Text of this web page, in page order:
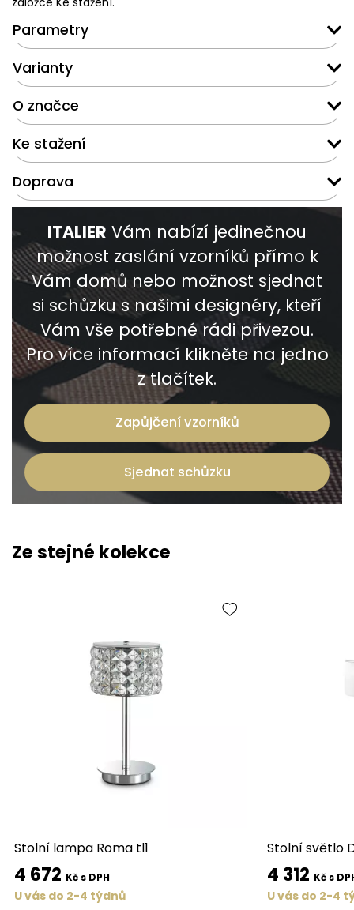
Parametry
Varianty
O značce
Ke stažení
Doprava
ITALIER Vám nabízí jedinečnou
možnost zaslání vzorníků přímo k
Vám domů nebo možnost sjednat
si schůzku s našimi designéry, kteří
Vám vše potřebné rádi přivezou.
Pro více informací klikněte na jedno
z tlačítek.
Zapůjčení vzorníků
Sjednat schůzku
Ze stejné kolekce
Stolní lampa Roma tl1
4 672 Kč s DPH
U vás do 2-4 týdnů
Stolní světlo
4 312 Kč s
U vás do 2-4